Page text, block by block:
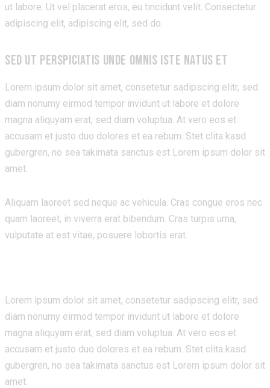
ut labore. Ut vel placerat eros, eu tincidunt velit. Consectetur
adipiscing elit, adipiscing elit, sed do.
SED UT PERSPICIATIS UNDE OMNIS ISTE NATUS ET
Lorem ipsum dolor sit amet, consetetur sadipscing elitr, sed
diam nonumy eirmod tempor invidunt ut labore et dolore
magna aliquyam erat, sed diam voluptua. At vero eos et
accusam et justo duo dolores et ea rebum. Stet clita kasd
gubergren, no sea takimata sanctus est Lorem ipsum dolor sit
amet.
Aliquam laoreet sed neque ac vehicula. Cras congue eros nec
quam laoreet, in viverra erat bibendum. Cras turpis urna,
vulputate at est vitae, posuere lobortis erat.
Lorem ipsum dolor sit amet, consetetur sadipscing elitr, sed
diam nonumy eirmod tempor invidunt ut labore et dolore
magna aliquyam erat, sed diam voluptua. At vero eos et
accusam et justo duo dolores et ea rebum. Stet clita kasd
gubergren, no sea takimata sanctus est Lorem ipsum dolor sit
amet.